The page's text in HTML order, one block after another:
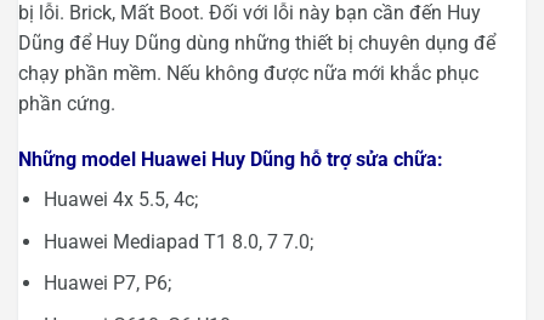
bị lỗi. Brick, Mất Boot. Đối với lỗi này bạn cần đến Huy
Dũng để Huy Dũng dùng những thiết bị chuyên dụng để
chạy phần mềm. Nếu không được nữa mới khắc phục
phần cứng.
Những model Huawei Huy Dũng hỗ trợ sửa chữa:
Huawei 4x 5.5, 4c;
Huawei Mediapad T1 8.0, 7 7.0;
Huawei P7, P6;